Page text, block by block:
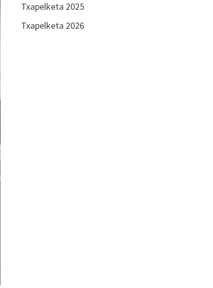
Txapelketa 2025
Txapelketa 2026